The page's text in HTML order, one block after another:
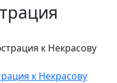
к Некрасову